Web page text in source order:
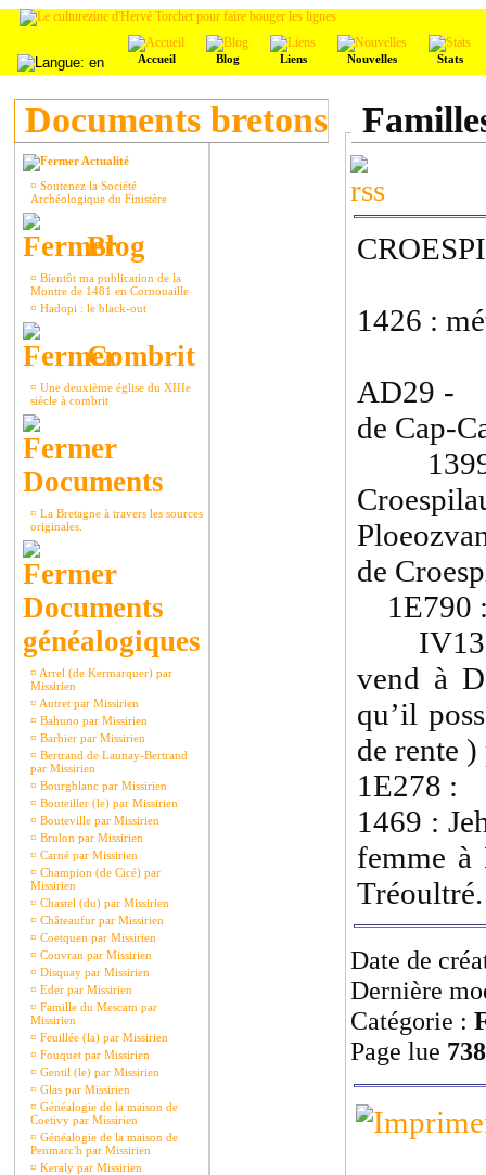
Accueil Blog Liens Nouvelles Stats
Documents bretons
Actualité
¤ Soutenez la Société
Archéologique du Finistère
Blog
¤ Bientôt ma publication de la
Montre de 1481 en Cornouaille
¤ Hadopi : le black-out
Combrit
¤ Une deuxième église du XIIIe
siècle à combrit
Documents
¤ La Bretagne à travers les sources
originales.
Documents
généalogiques
¤ Arrel (de Kermarquer) par
Missirien
¤ Autret par Missirien
¤ Bahuno par Missirien
¤ Barbier par Missirien
¤ Bertrand de Launay-Bertrand
par Missirien
¤ Bourgblanc par Missirien
¤ Bouteiller (le) par Missirien
¤ Bouteville par Missirien
¤ Brulon par Missirien
¤ Carné par Missirien
¤ Champion (de Cicé) par
Missirien
¤ Chastel (du) par Missirien
¤ Châteaufur par Missirien
¤ Coetquen par Missirien
¤ Couvran par Missirien
¤ Disquay par Missirien
¤ Eder par Missirien
¤ Famille du Mescam par
Missirien
¤ Feuillée (la) par Missirien
¤ Fouquet par Missirien
¤ Gentil (le) par Missirien
¤ Glas par Missirien
¤ Généalogie de la maison de
Coetivy par Missirien
¤ Généalogie de la maison de
Penmarc'h par Missirien
¤ Keraly par Missirien
1426 :
AD29 -
de Cap-
1399-
de
1E790
vend à
qu’il
de rente
1E278 :
1469 :
femme à
Date de
Dernière
Catégorie :
Page lue